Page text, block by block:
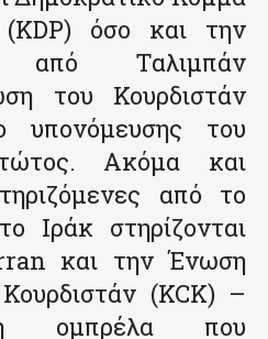
(KDP) όσο και την
από Ταλιμπάν
του Κουρδιστάν
του
Ακόμα και
από το
Ιράκ στηρίζονται
και την Ένωση
(KCK) –
ομπρέλα που